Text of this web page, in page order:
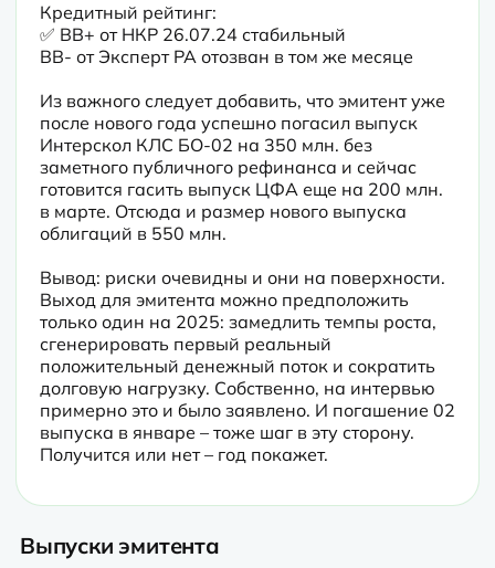
Кредитный рейтинг:
✅ BB+ от НКР 26.07.24 стабильный
BB- от Эксперт РА отозван в том же месяце
Из важного следует добавить, что эмитент уже
после нового года успешно погасил выпуск
Интерскол КЛС БО-02 на 350 млн. без
заметного публичного рефинанса и сейчас
готовится гасить выпуск ЦФА еще на 200 млн.
в марте. Отсюда и размер нового выпуска
облигаций в 550 млн.
Вывод: риски очевидны и они на поверхности.
Выход для эмитента можно предположить
только один на 2025: замедлить темпы роста,
сгенерировать первый реальный
положительный денежный поток и сократить
долговую нагрузку. Собственно, на интервью
примерно это и было заявлено. И погашение 02
выпуска в январе – тоже шаг в эту сторону.
Получится или нет – год покажет.
Выпуски эмитента